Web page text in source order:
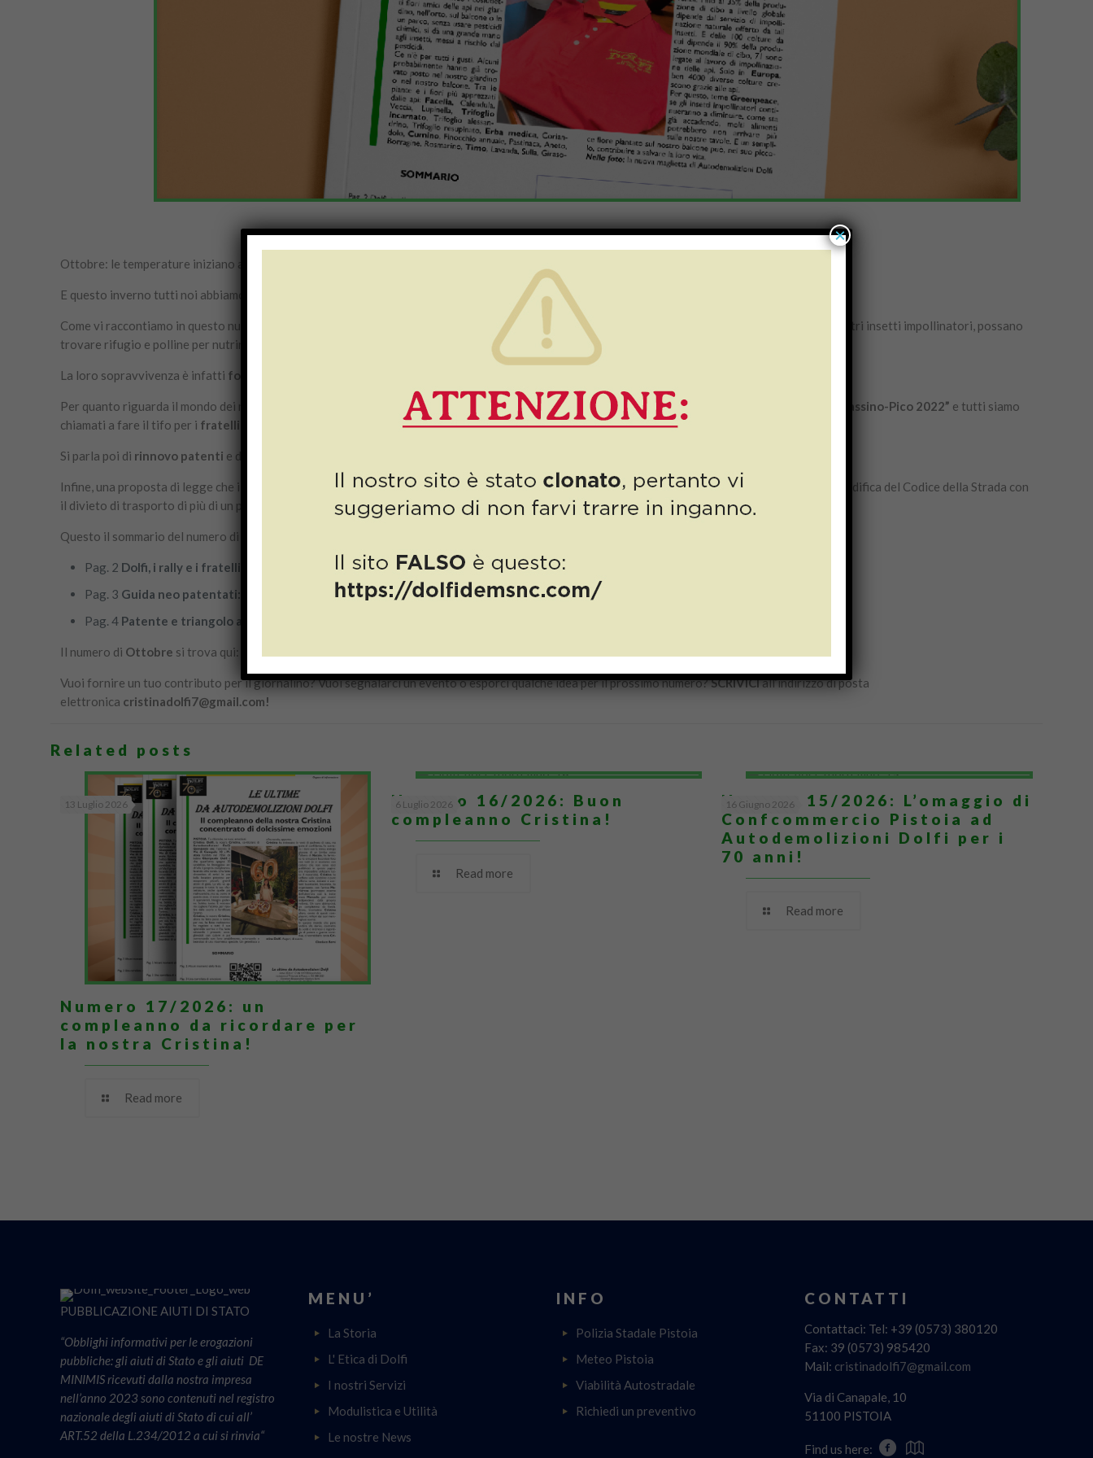
Ottobre: le temperature iniziano a scendere, le giornate si fanno più corte e
E questo inverno tutti noi abbiamo una missione:
Come vi raccontiamo in questo numero, piantare fiori
e creare delle “aree Salva-Api” dove esse, insieme con altri insetti impollinatori, possano
trovare rifugio e polline per nutrirsi.
La loro sopravvivenza è infatti fondamentale anche per la nostra vita
Per quanto riguarda il mondo dei motori, vi anticipiamo una grande anticipazione: ai primi di novembre ci sarà un grande evento, il “Rally del Lazio Cassino-Pico 2022” e tutti siamo
chiamati a fare il tifo per i fratelli Giordano , anche loro pistoiesi!
Si parla poi di rinnovo patenti e di
Infine, una proposta di legge che il nuovo Governo dovrà valutare e che è rivolta principalmente ai giovani: l’emendamento“Edoardo”
propone la modifica del Codice della Strada con
il divieto di trasporto di più di un passeggero nelle ore notturne per ineopatentati.
Questo il sommario del numero di
Pag. 2 Dolfi, i rally e i fratelli Giordano
Pag. 3 Guida neo patentati: ecco “Edoardo”
Pag. 4 Patente e triangolo auto: le novità
Il numero di Ottobre si trova qui:
Vuoi fornire un tuo contributo per il giornalino? Vuoi segnalarci un evento o esporci qualche idea per il prossimo numero?SCRIVICIall’indirizzo di posta
elettronica cristinadolfi7@gmail.com!
Related posts
13 Luglio 2026
Numero 17/2026: un
compleanno da ricordare per
la nostra Cristina!
Read more
6 Luglio 2026
Numero 16/2026: Buon
compleanno Cristina!
Read more
16 Giugno 2026
Numero 15/2026: L’omaggio di
Confcommercio Pistoia ad
Autodemolizioni Dolfi per i
70 anni!
Read more
PUBBLICAZIONE AIUTI DI STATO
“Obblighi informativi per le erogazioni
pubbliche: gli aiuti di Stato e gli aiuti DE
MINIMIS ricevuti dalla nostra impresa
nell’anno 2023 sono contenuti nel registro
nazionale degli aiuti di Stato di cui all’
ART.52 della L.234/2012 a cui si rinvia“
MENU’
La Storia
L' Etica di Dolfi
I nostri Servizi
Modulistica e Utilità
Le nostre News
INFO
Polizia Stadale Pistoia
Meteo Pistoia
Viabilità Autostradale
Richiedi un preventivo
CONTATTI
Contattaci: Tel: +39 (0573) 380120
Fax: 39 (0573) 985420
Mail: cristinadolfi7@gmail.com
Via di Canapale, 10
51100 PISTOIA
Find us here:
×